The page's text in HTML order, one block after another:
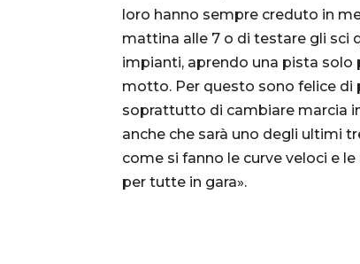
loro hanno sempre creduto in
mattina alle 7 o di testare gli sci
impianti, aprendo una pista solo
motto. Per questo sono felice di
soprattutto di cambiare marcia
anche che sarà uno degli ultimi
come si fanno le curve veloci e
per tutte in gara».